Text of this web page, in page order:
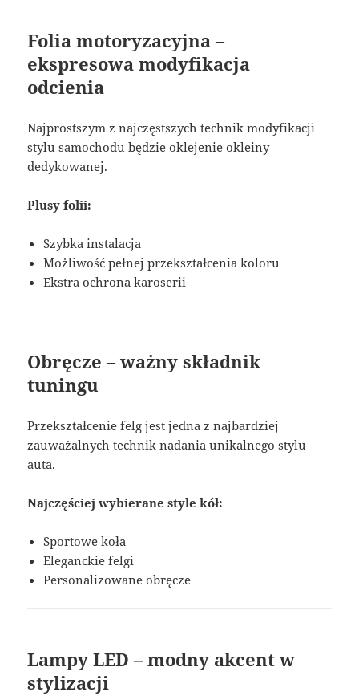
Folia motoryzacyjna –
ekspresowa modyfikacja
odcienia
Najprostszym z najczęstszych technik modyfikacji
stylu samochodu będzie oklejenie okleiny
dedykowanej.
Plusy folii:
Szybka instalacja
Możliwość pełnej przekształcenia koloru
Ekstra ochrona karoserii
Obręcze – ważny składnik
tuningu
Przekształcenie felg jest jedna z najbardziej
zauważalnych technik nadania unikalnego stylu
auta.
Najczęściej wybierane style kół:
Sportowe koła
Eleganckie felgi
Personalizowane obręcze
Lampy LED – modny akcent w
stylizacji